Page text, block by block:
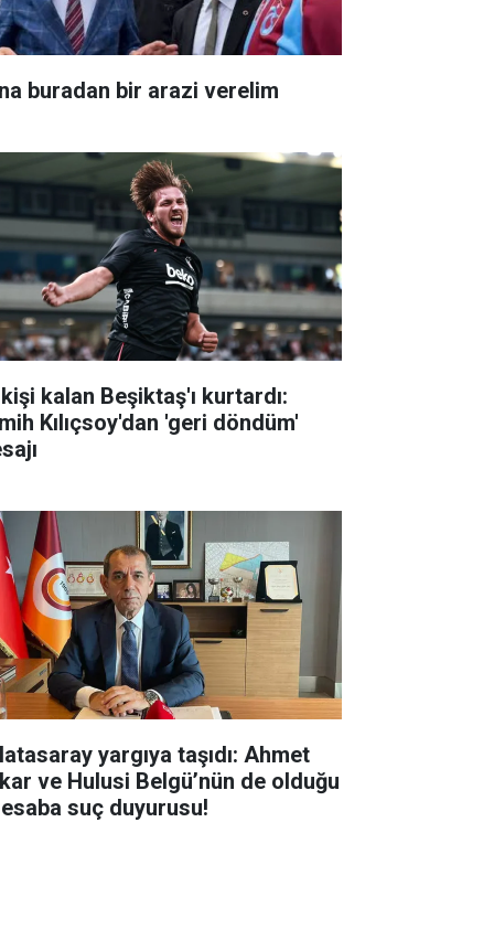
buradan bir arazi verelim
kalan Beşiktaş'ı kurtardı:
Kılıçsoy'dan 'geri döndüm'
yargıya taşıdı: Ahmet
ve Hulusi Belgü’nün de olduğu
suç duyurusu!